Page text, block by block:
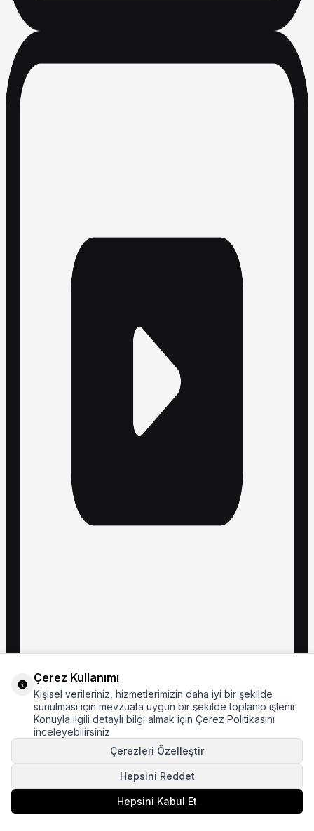
Sepete Ekle
Çerez Kullanımı
Kişisel verileriniz, hizmetlerimizin daha iyi bir şekilde
sunulması için mevzuata uygun bir şekilde toplanıp işlenir.
Konuyla ilgili detaylı bilgi almak için Çerez Politikasını
inceleyebilirsiniz.
Çerezleri Özelleştir
Hepsini Reddet
Hepsini Kabul Et